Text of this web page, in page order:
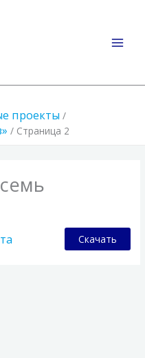
проекты
Страница 2
Скачать